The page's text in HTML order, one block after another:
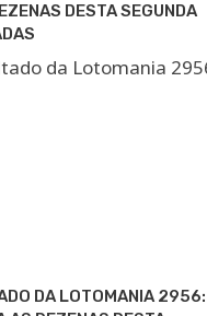
DESTA SEGUNDA
DA LOTOMANIA 2956: